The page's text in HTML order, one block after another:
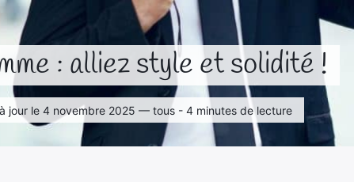
: alliez style et solidité !
jour le 4 novembre 2025 — tous - 4 minutes de lecture